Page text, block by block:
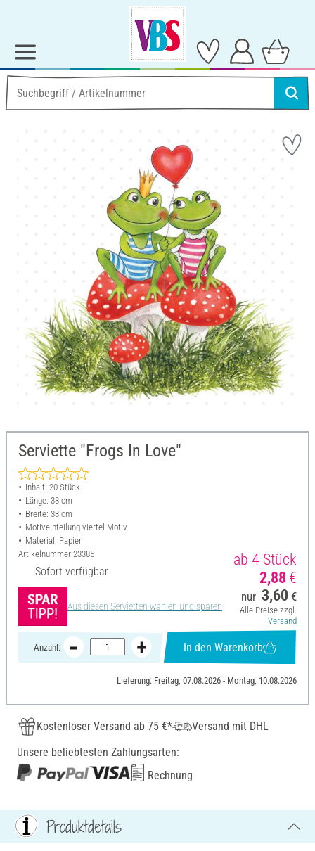
Serviette "Frogs In Love"
Inhalt: 20 Stück
Länge: 33 cm
Breite: 33 cm
Motiveinteilung viertel Motiv
Material: Papier
Artikelnummer 23385
Sofort verfügbar
Aus diesen Servietten wählen und sparen
ab 4 Stück
2,88 €
nur 3,60 €
Alle Preise zzgl.
Versand
Anzahl: In den Warenkorb
Lieferung: Freitag, 07.08.2026 - Montag, 10.08.2026
Kostenloser Versand ab 75 €*
Versand mit DHL
Unsere beliebtesten Zahlungsarten:
Rechnung
Produktdetails